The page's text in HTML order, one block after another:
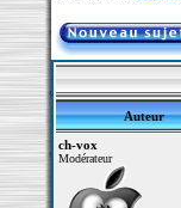
Auteur
ch-vox
Modérateur